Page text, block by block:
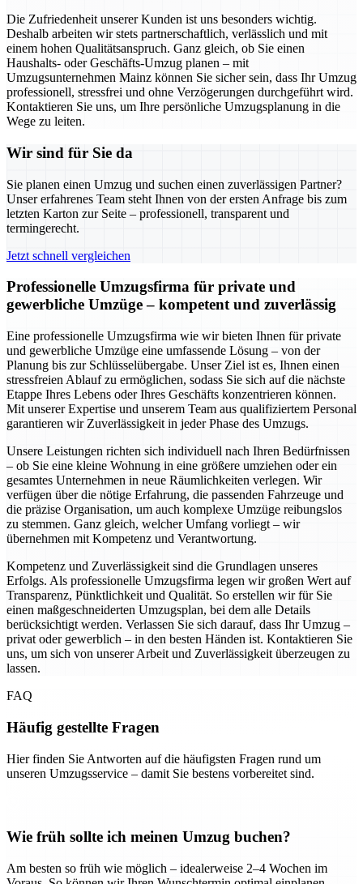
Die Zufriedenheit unserer Kunden ist uns besonders wichtig.
Deshalb arbeiten wir stets partnerschaftlich, verlässlich und mit
einem hohen Qualitätsanspruch. Ganz gleich, ob Sie einen
Haushalts- oder Geschäfts-Umzug planen – mit
Umzugsunternehmen Mainz können Sie sicher sein, dass Ihr Umzug
professionell, stressfrei und ohne Verzögerungen durchgeführt wird.
Kontaktieren Sie uns, um Ihre persönliche Umzugsplanung in die
Wege zu leiten.
Wir sind für Sie da
Sie planen einen Umzug und suchen einen zuverlässigen Partner?
Unser erfahrenes Team steht Ihnen von der ersten Anfrage bis zum
letzten Karton zur Seite – professionell, transparent und
termingerecht.
Jetzt schnell vergleichen
Professionelle Umzugsfirma für private und
gewerbliche Umzüge – kompetent und zuverlässig
Eine professionelle Umzugsfirma wie wir bieten Ihnen für private
und gewerbliche Umzüge eine umfassende Lösung – von der
Planung bis zur Schlüsselübergabe. Unser Ziel ist es, Ihnen einen
stressfreien Ablauf zu ermöglichen, sodass Sie sich auf die nächste
Etappe Ihres Lebens oder Ihres Geschäfts konzentrieren können.
Mit unserer Expertise und unserem Team aus qualifiziertem Personal
garantieren wir Zuverlässigkeit in jeder Phase des Umzugs.
Unsere Leistungen richten sich individuell nach Ihren Bedürfnissen
– ob Sie eine kleine Wohnung in eine größere umziehen oder ein
gesamtes Unternehmen in neue Räumlichkeiten verlegen. Wir
verfügen über die nötige Erfahrung, die passenden Fahrzeuge und
die präzise Organisation, um auch komplexe Umzüge reibungslos
zu stemmen. Ganz gleich, welcher Umfang vorliegt – wir
übernehmen mit Kompetenz und Verantwortung.
Kompetenz und Zuverlässigkeit sind die Grundlagen unseres
Erfolgs. Als professionelle Umzugsfirma legen wir großen Wert auf
Transparenz, Pünktlichkeit und Qualität. So erstellen wir für Sie
einen maßgeschneiderten Umzugsplan, bei dem alle Details
berücksichtigt werden. Verlassen Sie sich darauf, dass Ihr Umzug –
privat oder gewerblich – in den besten Händen ist. Kontaktieren Sie
uns, um sich von unserer Arbeit und Zuverlässigkeit überzeugen zu
lassen.
FAQ
Häufig gestellte Fragen
Hier finden Sie Antworten auf die häufigsten Fragen rund um
unseren Umzugsservice – damit Sie bestens vorbereitet sind.
Wie früh sollte ich meinen Umzug buchen?
Am besten so früh wie möglich – idealerweise 2–4 Wochen im